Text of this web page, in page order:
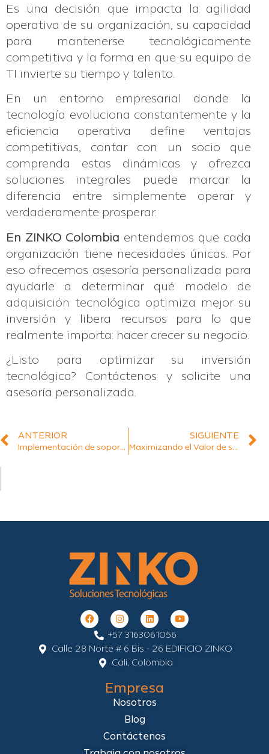
Es una decisión que impacta la agilidad
operativa de su organización, su capacidad
para mantenerse tecnológicamente
competitiva y la forma en que su equipo de
TI invierte su tiempo y talento.
En un entorno empresarial donde la
tecnología evoluciona constantemente y la
eficiencia operativa define ventajas
competitivas, contar con un socio que
comprenda estas dinámicas y ofrezca
soluciones integrales puede marcar la
diferencia entre simplemente operar y
verdaderamente prosperar.
En ZINKO Colombia entendemos que cada
organización tiene necesidades únicas. Por
eso ofrecemos asesoría personalizada para
ayudarle a determinar qué modelo de
adquisición tecnológica optimiza mejor su
inversión y libera recursos para lo que
realmente importa: hacer crecer su negocio.
¿Listo para optimizar su inversión
tecnológica? Contáctenos y solicite una
asesoría personalizada.
ANTERIOR
Implementación de soporte técnico tercerizado: guía práctica para gerentes de TI
SIGUIENTE
Maximizando el Valor de su Inversión Tecnológica: Métricas KPI para Directores de TI
+57 3163061056
Calle 28 Norte # 6 Bis - 26 EDIFICIO ZINKO
Cali, Colombia
Empresa
Nosotros
Blog
Contáctenos